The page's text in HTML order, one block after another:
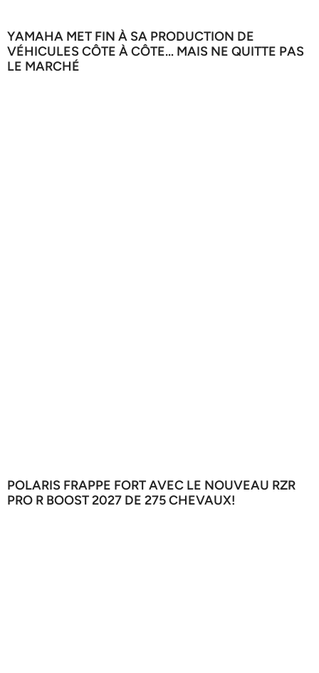
YAMAHA MET FIN À SA PRODUCTION DE
VÉHICULES CÔTE À CÔTE… MAIS NE QUITTE PAS
LE MARCHÉ
POLARIS FRAPPE FORT AVEC LE NOUVEAU RZR
PRO R BOOST 2027 DE 275 CHEVAUX!